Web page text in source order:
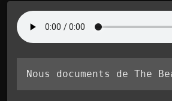
Nous documents de